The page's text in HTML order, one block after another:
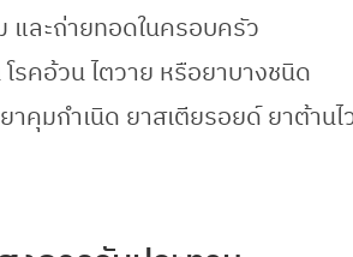
และถ่ายทอดในครอบครัว
โรคอ้วน ไตวาย หรือยาบางชนิด
าคุมกำเนิด ยาสเตียรอยด์ ยาต้าน